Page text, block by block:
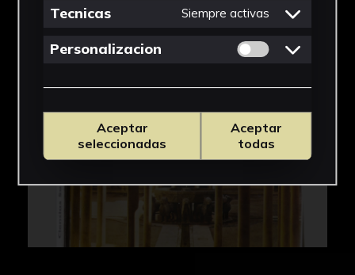
Tecnicas Siempre activas
Personalizacion Permitir cookies
Aceptar
seleccionadas
Aceptar
todas